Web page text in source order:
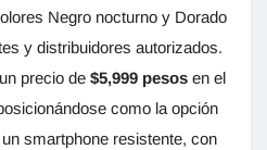
Negro nocturno y Dorado
y distribuidores autorizados.
precio de $5,999 pesos en el
como la opción
smartphone resistente, con